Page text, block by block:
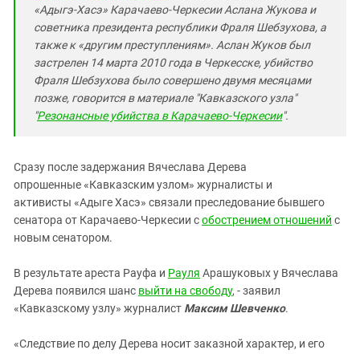
«Адыгэ-Хасэ» Карачаево-Черкесии Аслана Жукова и
советника президента республики Фраля Шебзухова, а
также к «другим преступлениям». Аслан Жуков был
застрелен 14 марта 2010 года в Черкесске, убийство
Фраля Шебзухова было совершено двумя месяцами
позже, говорится в материале "Кавказского узла"
"Резонансные убийства в Карачаево-Черкесии".
Сразу после задержания Вячеслава Дерева
опрошенные «Кавказским узлом» журналисты и
активисты «Адыге Хасэ» связали преследование бывшего
сенатора от Карачаево-Черкесии собострением отношений с
новым сенатором.
В результате ареста Рауфа и Рауля Арашуковых у Вячеслава
Дерева появился шанс выйти на свободу, - заявил
«Кавказскому узлу» журналист Максим Шевченко.
«Следствие по делу Дерева носит заказной характер, и его